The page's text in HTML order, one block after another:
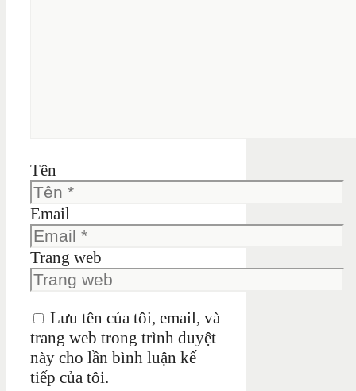
Tên
Email
Trang web
Lưu tên của tôi, email, và
trang web trong trình duyệt
này cho lần bình luận kế
tiếp của tôi.